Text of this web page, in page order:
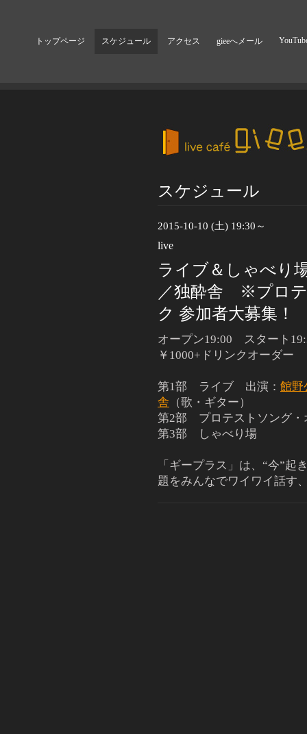
トップページ スケジュール アクセス gieeへメール
スケジュール
2015-10-10 (土) 19:30～
live
ライブ＆しゃべり
／独酔舎 ※プロテ
ク 参加者大募集！
オープン19:00 スタート
￥1000+ドリンクオーダー
第1部 ライブ 出演： 館野
舎 （歌・ギター）
第2部 プロテストソング・
第3部 しゃべり場
「ギープラス」は、“今”
題をみんなでワイワイ話す